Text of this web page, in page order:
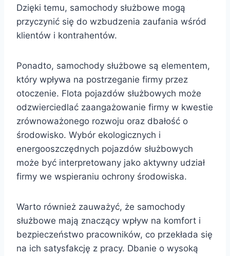
Dzięki temu, samochody służbowe mogą
przyczynić się do wzbudzenia zaufania wśród
klientów i kontrahentów.
Ponadto, samochody służbowe są elementem,
który wpływa na postrzeganie firmy przez
otoczenie. Flota pojazdów służbowych może
odzwierciedlać zaangażowanie firmy w kwestie
zrównoważonego rozwoju oraz dbałość o
środowisko. Wybór ekologicznych i
energooszczędnych pojazdów służbowych
może być interpretowany jako aktywny udział
firmy we wspieraniu ochrony środowiska.
Warto również zauważyć, że samochody
służbowe mają znaczący wpływ na komfort i
bezpieczeństwo pracowników, co przekłada się
na ich satysfakcję z pracy. Dbanie o wysoką